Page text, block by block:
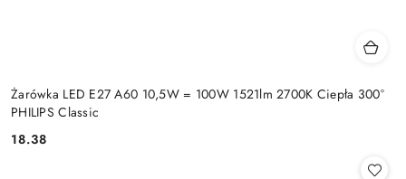
Żarówka LED E27 A60 10,5W = 100W 1521lm 2700K Ciepła 300°
PHILIPS Classic
Cena:
18.38